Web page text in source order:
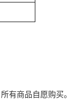
有商品自愿购买。